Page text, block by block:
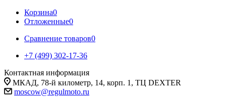
Корзина0
Отложенные0
Сравнение товаров0
+7 (499) 302-17-36
Контактная информация
МКАД, 78-й километр, 14, корп. 1, ТЦ DEXTER
moscow@regulmoto.ru